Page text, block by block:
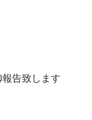
告致します